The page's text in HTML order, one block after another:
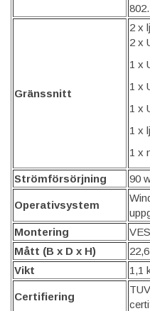
Gränssnitt
2 x
2 x
1 x
1 x
1 x
1 x
1 x
Strömförsörjning 90
Operativsystem
Montering
Mått (B x D x H)
Vikt
1,1
Certifiering